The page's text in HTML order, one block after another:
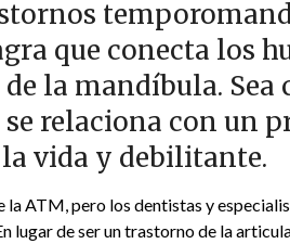
que conecta los
la mandíbula. Sea
relaciona con un
vida y debilitante.
ATM, pero los dentistas y
lugar de ser un trastorno de la